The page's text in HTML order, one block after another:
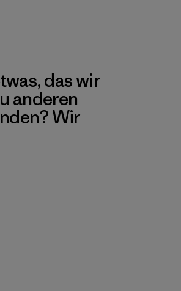
das wir
anderen
Wir